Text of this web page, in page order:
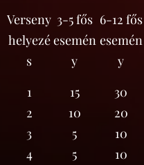
Verseny
helyezé
s
3-5 fős
esemén
y
6-12 fős
esemén
y
1
15 30
2
10 20
3
5 10
4
5 10